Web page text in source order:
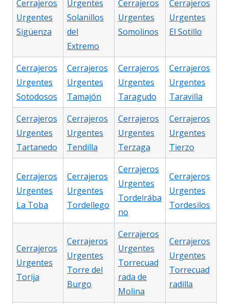
Cerrajeros
Urgentes
Sigüenza
Urgentes
Solanillos
del
Extremo
Cerrajeros
Urgentes
Somolinos
Cerrajeros
Urgentes
El Sotillo
Cerrajeros
Urgentes
Sotodosos
Cerrajeros
Urgentes
Tamajón
Cerrajeros
Urgentes
Taragudo
Cerrajeros
Urgentes
Taravilla
Cerrajeros
Urgentes
Tartanedo
Cerrajeros
Urgentes
Tendilla
Cerrajeros
Urgentes
Terzaga
Cerrajeros
Urgentes
Tierzo
Cerrajeros
Urgentes
La Toba
Cerrajeros
Urgentes
Tordellego
Cerrajeros
Urgentes
Tordelrába
no
Cerrajeros
Urgentes
Tordesilos
Cerrajeros
Urgentes
Torija
Cerrajeros
Urgentes
Torre del
Burgo
Cerrajeros
Urgentes
Torrecuad
rada de
Molina
Cerrajeros
Urgentes
Torrecuad
radilla